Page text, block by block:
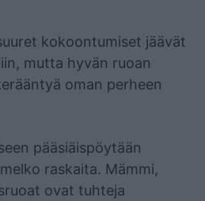
kokoontumiset jäävät
mutta hyvän ruoan
oman perheen
pääsiäispöytään
raskaita. Mämmi,
ovat tuhteja